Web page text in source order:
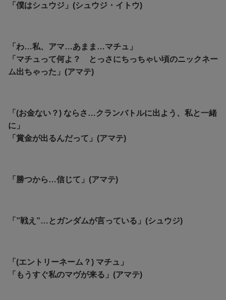
「僕はシュウジ」(シュウジ・イトウ)
「わ…私、アマ…あまま…マチュ」
「マチュって何よ？ とっさにちっちゃい頃のニックネー
ム出ちゃった」(アマテ)
「(お金ない？) ならさ…クランバトルに出よう、私と一緒
に」
「賞金が出るんだって」(アマテ)
「勝つから…信じて」(アマテ)
「”戦え”…とガンダムが言っている」(シュウジ)
「(エントリーネーム？) マチュ」
「もうすぐ私のマヴが来る」(アマテ)